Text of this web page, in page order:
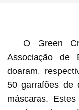
O Green
Associação de
doaram,
50 garrafões de
máscaras.